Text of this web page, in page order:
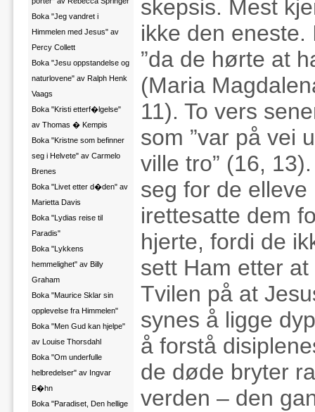
Boka "Jeg vandret i
Himmelen med Jesus" av
Percy Collett
Boka "Jesu oppstandelse og
naturlovene" av Ralph Henk
Vaags
Boka "Kristi etterf�lgelse"
av Thomas � Kempis
Boka "Kristne som befinner
seg i Helvete" av Carmelo
Brenes
Boka "Livet etter d�den" av
Marietta Davis
Boka "Lydias reise til
Paradis"
Boka "Lykkens
hemmelighet" av Billy
Graham
Boka "Maurice Sklar sin
opplevelse fra Himmelen"
Boka "Men Gud kan hjelpe"
av Louise Thorsdahl
Boka "Om underfulle
helbredelser" av Ingvar
B�hn
Boka "Paradiset, Den hellige
skepsis. Mest
ikke den
”da de hørte at
(Maria
11). To vers
som ”var på vei
ville tro” (16,
seg for de
irettesatte dem
hjerte, fordi de
sett Ham etter
Tvilen på at
synes å ligge
å forstå
de døde bryter
verden – den